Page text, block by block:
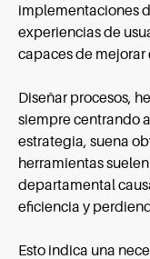
implementaciones
experiencias de
capaces de mejorar
Diseñar procesos,
siempre centrando
estrategia, suena
herramientas
departamental
eficiencia y
Esto indica una